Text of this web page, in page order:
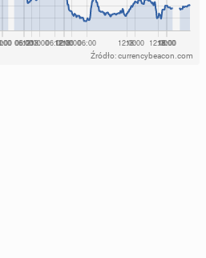
Źródło: currencybeacon.com